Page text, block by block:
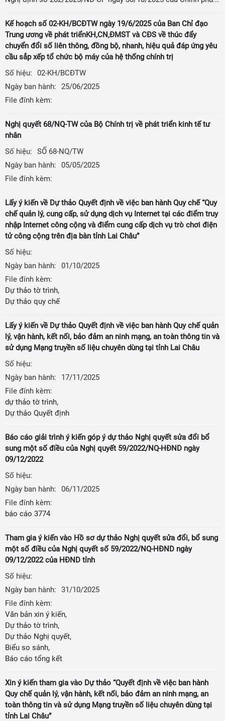
Kế hoạch số 02-KH/BCĐTW ngày 19/6/2025 của Ban Chỉ đạo
Trung ương về phát triểnKH,CN,ĐMST và CĐS về thúc đẩy
chuyển đổi số liên thông, đồng bộ, nhanh, hiệu quả đáp ứng yêu
cầu sắp xếp tổ chức bộ máy của hệ thống chính trị
Số hiệu:
02-KH/BCĐTW
Ngày ban hành:
25/06/2025
File đính kèm:
Nghị quyết 68/NQ-TW của Bộ Chính trị về phát triển kinh tế tư
nhân
Số hiệu:
SỐ 68-NQ/TW
Ngày ban hành:
05/05/2025
File đính kèm:
Lấy ý kiến về Dự thảo Quyết định về việc ban hành Quy chế “Quy
chế quản lý, cung cấp, sử dụng dịch vụ Internet tại các điểm truy
nhập Internet công cộng và điểm cung cấp dịch vụ trò chơi điện
tử công cộng trên địa bàn tỉnh Lai Châu”
Số hiệu:
Ngày ban hành:
01/10/2025
File đính kèm:
Dự thảo tờ trình,
Dự thảo quy chế
Lấy ý kiến về Dự thảo Quyết định về việc ban hành Quy chế quản
lý, vận hành, kết nối, bảo đảm an ninh mạng, an toàn thông tin và
sử dụng Mạng truyền số liệu chuyên dùng tại tỉnh Lai Châu
Số hiệu:
Ngày ban hành:
17/11/2025
File đính kèm:
dự thảo tờ trình,
Dự thảo Quyết định
Báo cáo giải trình ý kiến góp ý dự thảo Nghị quyết sửa đổi bổ
sung một số điều của Nghị quyết 59/2022/NQ-HĐND ngày
09/12/2022
Số hiệu:
Ngày ban hành:
06/11/2025
File đính kèm:
báo cáo 3774
Tham gia ý kiến vào Hồ sơ dự thảo Nghị quyết sửa đổi, bổ sung
một số điều của Nghị quyết số 59/2022/NQ-HĐND ngày
09/12/2022 của HĐND tỉnh
Số hiệu:
Ngày ban hành:
31/10/2025
File đính kèm:
Văn bản xin ý kiến,
Dự thảo tờ trình,
Dự thảo Nghị quyết,
Biểu so sánh,
Báo cáo tổng kết
Xin ý kiến tham gia vào Dự thảo “Quyết định về việc ban hành
Quy chế quản lý, vận hành, kết nối, bảo đảm an ninh mạng, an
toàn thông tin và sử dụng Mạng truyền số liệu chuyên dùng tại
tỉnh Lai Châu”